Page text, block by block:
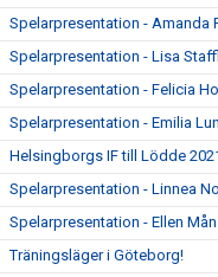
Spelarpresentation - Amanda
Spelarpresentation - Lisa
Spelarpresentation - Felicia
Spelarpresentation - Emilia
Helsingborgs IF till Lödde
Spelarpresentation - Linnea
Spelarpresentation - Ellen
Träningsläger i Göteborg!